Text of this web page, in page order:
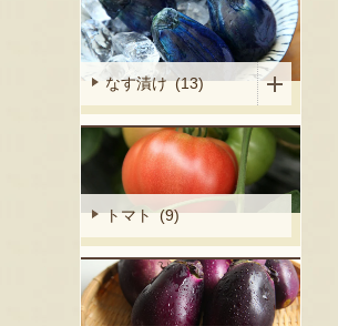
なす漬け (13)
トマト (9)